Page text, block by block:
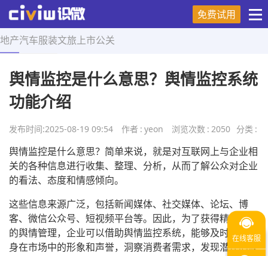
免费试用
地产汽车服装文旅 上市公关
首页 > 营销技巧 > 正文
舆情监控是什么意思？舆情监控系统
功能介绍
发布时间:2025-08-19 09:54 作者 : yeon 浏览次数 : 2050 分类 :
舆情监控是什么意思？简单来说，就是对互联网上与企业相
关的各种信息进行收集、整理、分析，从而了解公众对企业
的看法、态度和情感倾向。
这些信息来源广泛，包括新闻媒体、社交媒体、论坛、博
客、微信公众号、短视频平台等。因此，为了获得精准高效
的舆情管理，企业可以借助舆情监控系统，能够及时掌握自
身在市场中的形象和声誉，洞察消费者需求，发现潜在的危